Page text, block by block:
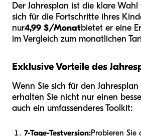
Der Jahresplan ist die klare
sich für die Fortschritte ihres
nur4,99 $/Monatbietet er eine
im Vergleich zum monatlichen
Exklusive Vorteile des
Wenn Sie sich für den
erhalten Sie nicht nur einen
auch ein umfassenderes Toolkit:
7-Tage-Testversion:Probieren Sie